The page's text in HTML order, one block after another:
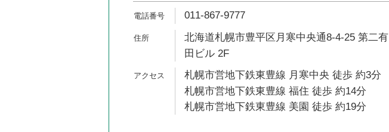
011-867-9777
北海道札幌市豊平区月寒中央通8-4-25 第二有
田ビル 2F
札幌市営地下鉄東豊線 月寒中央 徒歩 約3分
札幌市営地下鉄東豊線 福住 徒歩 約14分
札幌市営地下鉄東豊線 美園 徒歩 約19分